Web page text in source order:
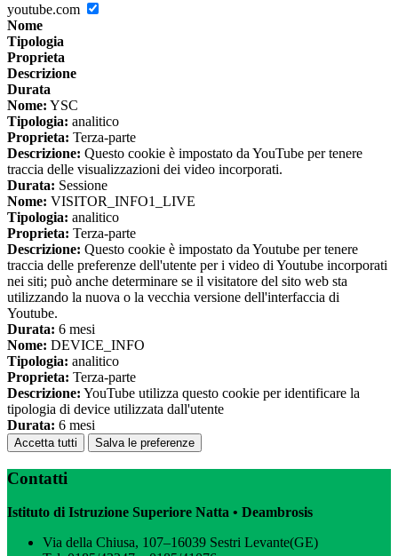
youtube.com
Nome
Tipologia
Proprieta
Descrizione
Durata
Nome: YSC
Tipologia: analitico
Proprieta: Terza-parte
Descrizione: Questo cookie è impostato da YouTube per tenere
traccia delle visualizzazioni dei video incorporati.
Durata: Sessione
Nome: VISITOR_INFO1_LIVE
Tipologia: analitico
Proprieta: Terza-parte
Descrizione: Questo cookie è impostato da Youtube per tenere
traccia delle preferenze dell'utente per i video di Youtube incorporati
nei siti; può anche determinare se il visitatore del sito web sta
utilizzando la nuova o la vecchia versione dell'interfaccia di
Youtube.
Durata: 6 mesi
Nome: DEVICE_INFO
Tipologia: analitico
Proprieta: Terza-parte
Descrizione: YouTube utilizza questo cookie per identificare la
tipologia di device utilizzata dall'utente
Durata: 6 mesi
Accetta tutti Salva le preferenze
Contatti
Istituto di Istruzione Superiore Natta • Deambrosis
Via della Chiusa, 107–16039 Sestri Levante(GE)